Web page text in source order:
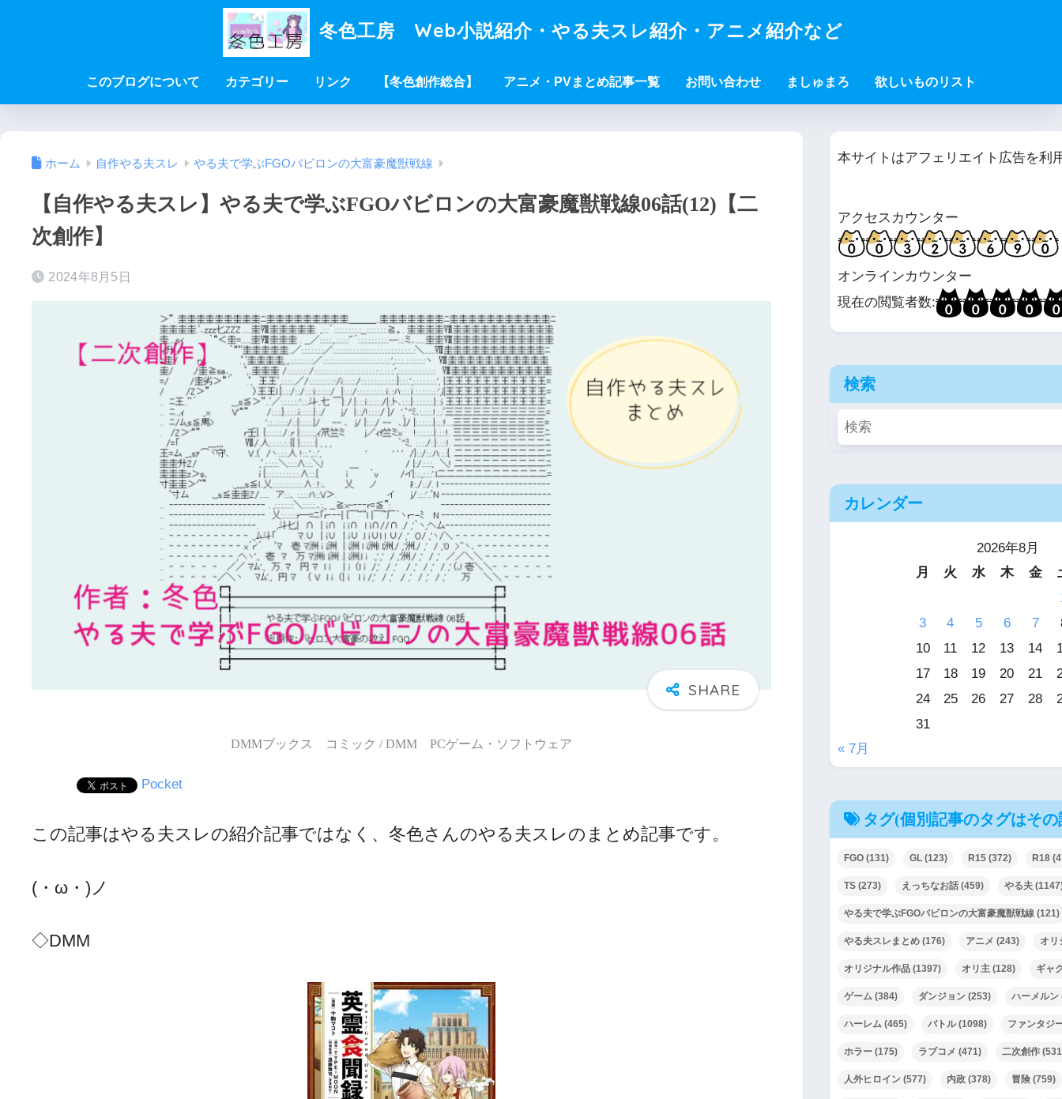
冬色工房 Web小説紹介・やる夫スレ紹介・アニメ紹介など
このブログについて カテゴリー リンク 【冬色創作総合】 アニメ・PVまとめ記事一覧 お問い合わせ ましゅまろ 欲しいものリスト
ホーム 自作やる夫スレ やる夫で学ぶFGOバビロンの大富豪魔獣戦線
【自作やる夫スレ】やる夫で学ぶFGOバビロンの大富豪魔獣戦線06話(12)【二
次創作】
2024年8月5日
DMMブックス コミック / DMM PCゲーム・ソフトウェア
Pocket
この記事はやる夫スレの紹介記事ではなく、冬色さんのやる夫スレのまとめ記事です。
(・ω・)ノ
◇DMM
本サイトはアフェリエイト広告を利
アクセスカウンター
オンラインカウンター
現在の閲覧者数:
検索
カレンダー
2026年8月
月
火 水 木 金
3
4 5 6 7
10
11 12 13 14
17
18 19 20 21
24
25 26 27 28
31
« 7月
タグ(個別記事のタグはそ
FGO (131) GL (123) R15 (372) R18
TS (273) えっちなお話 (459) やる夫
やる夫で学ぶFGOバビロンの大富豪魔獣戦線 (121)
やる夫スレまとめ (176) アニメ (243) オリ
オリジナル作品 (1397) オリ主 (128) ギャ
ゲーム (384) ダンジョン (253) ハーメルン
ハーレム (465) バトル(1098) ファンタジ
ホラー (175) ラブコメ (471) 二次創作
人外ヒロイン (577) 内政 (378) 冒険 (759)